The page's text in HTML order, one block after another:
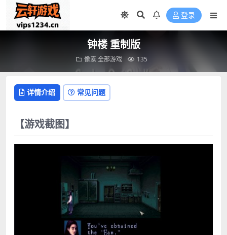
登录
钟楼 重制版
像素 全部游戏 135
详情介绍 常见问题
【游戏截图】